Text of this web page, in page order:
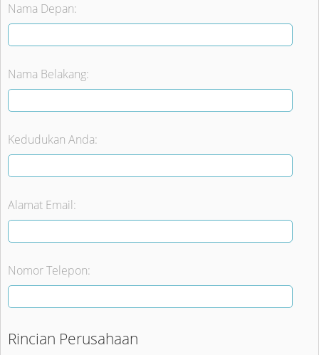
Nama Depan:
Nama Belakang:
Kedudukan Anda:
Alamat Email:
Nomor Telepon:
Rincian Perusahaan